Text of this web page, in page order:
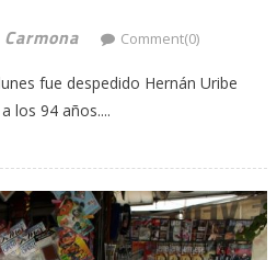
Comment(0)
fue despedido Hernán Uribe
los 94 años....